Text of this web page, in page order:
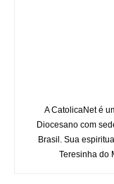
A CatolicaNet é
Diocesano com
Brasil. Sua
Teresinha do